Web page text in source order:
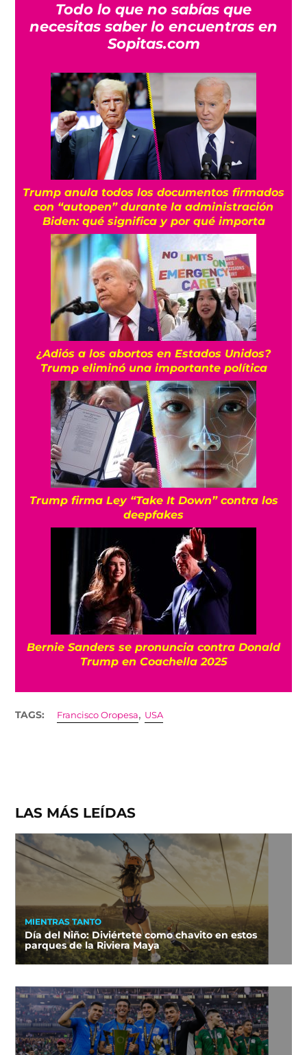
Todo lo que no sabías que
necesitas saber lo encuentras en
Sopitas.com
Trump anula todos los documentos firmados
con “autopen” durante la administración
Biden: qué significa y por qué importa
¿Adiós a los abortos en Estados Unidos?
Trump eliminó una importante política
Trump firma Ley “Take It Down” contra los
deepfakes
Bernie Sanders se pronuncia contra Donald
Trump en Coachella 2025
TAGS: Francisco Oropesa, USA
LAS MÁS LEÍDAS
MIENTRAS TANTO
Día del Niño: Diviértete como chavito en estos
parques de la Riviera Maya